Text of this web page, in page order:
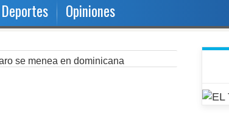
Deportes Opiniones
se menea en dominicana